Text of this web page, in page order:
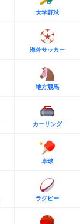
大学野球
海外サッカー
地方競馬
カーリング
卓球
ラグビー